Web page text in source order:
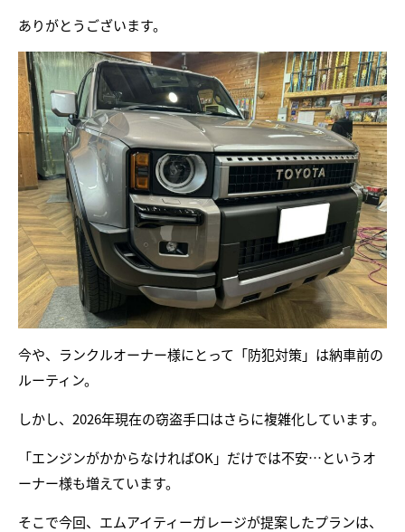
ありがとうございます。
今や、ランクルオーナー様にとって「防犯対策」は納車前の
ルーティン。
しかし、2026年現在の窃盗手口はさらに複雑化しています。
「エンジンがかからなければOK」だけでは不安…というオ
ーナー様も増えています。
そこで今回、エムアイティーガレージが提案したプランは、